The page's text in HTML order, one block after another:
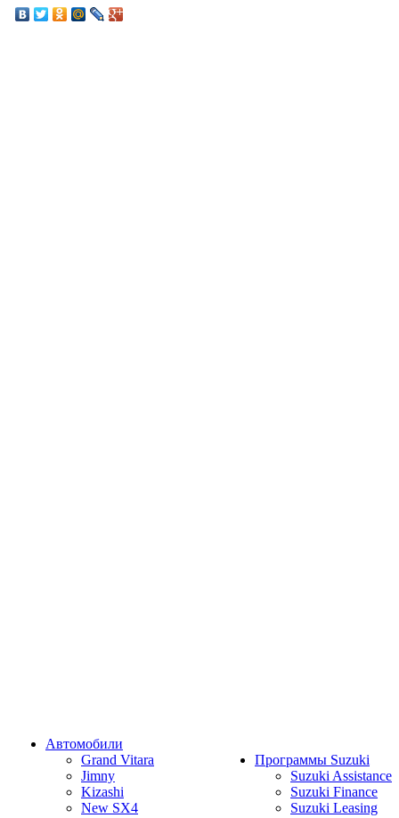
Автомобили
Grand Vitara
Jimny
Kizashi
New SX4
Программы Suzuki
Suzuki Assistance
Suzuki Finance
Suzuki Leasing